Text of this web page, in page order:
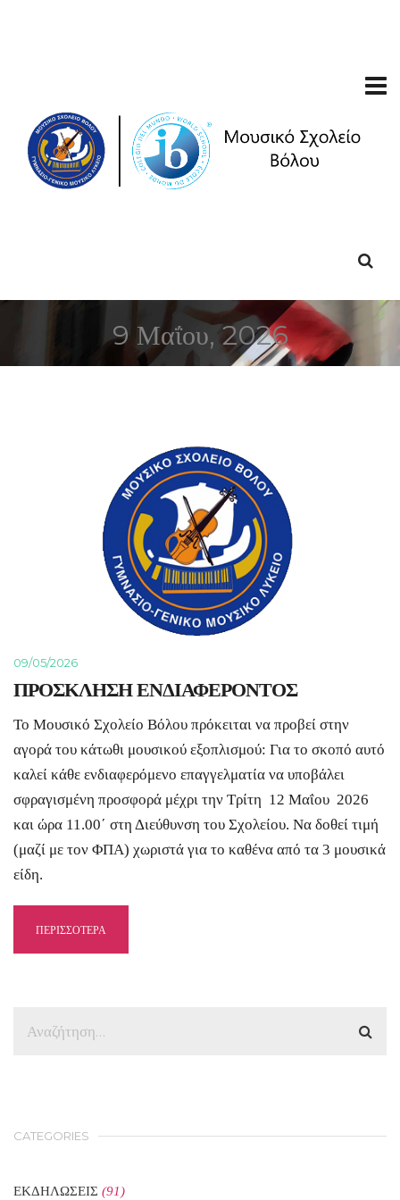
9 Μαΐου, 2026
09/05/2026
ΠΡΟΣΚΛΗΣΗ ΕΝΔΙΑΦΕΡΟΝΤΟΣ
Το Μουσικό Σχολείο Βόλου πρόκειται να προβεί στην
αγορά του κάτωθι μουσικού εξοπλισμού: Για το σκοπό αυτό
καλεί κάθε ενδιαφερόμενο επαγγελματία να υποβάλει
σφραγισμένη προσφορά μέχρι την Τρίτη 12 Μαΐου 2026
και ώρα 11.00΄ στη Διεύθυνση του Σχολείου. Να δοθεί τιμή
(μαζί με τον ΦΠΑ) χωριστά για το καθένα από τα 3 μουσικά
είδη.
ΠΕΡΙΣΣΟΤΕΡΑ
CATEGORIES
ΕΚΔΗΛΩΣΕΙΣ (91)